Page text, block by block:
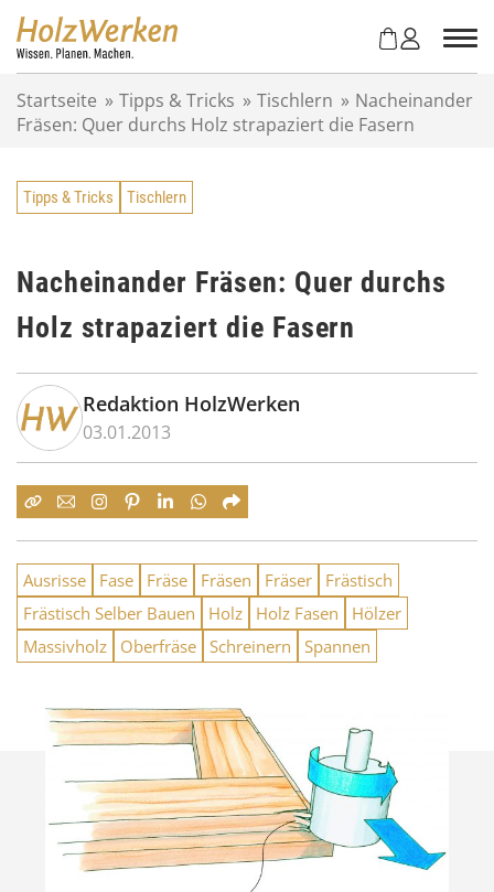
Startseite » Tipps & Tricks » Tischlern » Nacheinander
Fräsen: Quer durchs Holz strapaziert die Fasern
Tipps & Tricks Tischlern
Nacheinander Fräsen: Quer durchs
Holz strapaziert die Fasern
Redaktion HolzWerken
03.01.2013
Ausrisse Fase Fräse Fräsen Fräser
Frästisch
Frästisch Selber Bauen
Holz Holz Fasen
Hölzer
Massivholz
Oberfräse Schreinern Spannen